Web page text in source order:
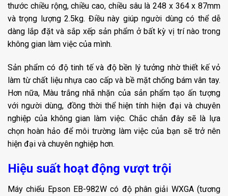
thước chiều rộng, chiều cao, chiều sâu là 248 x 364 x 87mm
và trọng lượng 2.5kg. Điều này giúp người dùng có thể dễ
dàng lắp đặt và sắp xếp sản phẩm ở bất kỳ vị trí nào trong
không gian làm việc của mình.
Sản phẩm có độ tinh tế và độ bền lý tưởng nhờ thiết kế vỏ
làm từ chất liệu nhựa cao cấp và bề mặt chống bám vân tay.
Hơn nữa, Màu trắng nhã nhặn của sản phẩm tạo ấn tượng
với người dùng, đồng thời thể hiện tính hiện đại và chuyên
nghiệp của không gian làm việc. Chắc chắn đây sẽ là lựa
chọn hoàn hảo để môi trường làm việc của bạn sẽ trở nên
hiện đại và chuyên nghiệp hơn.
Hiệu suất hoạt động vượt trội
Máy chiếu Epson EB-982W có độ phân giải WXGA (tương